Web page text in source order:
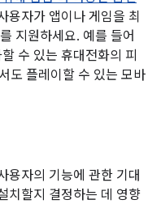
용자가 앱이나 게임을 최
지원하세요. 예를 들어
수 있는 휴대전화의 피
도 플레이할 수 있는 모바
용자의 기능에 관한 기대
치할지 결정하는 데 영향